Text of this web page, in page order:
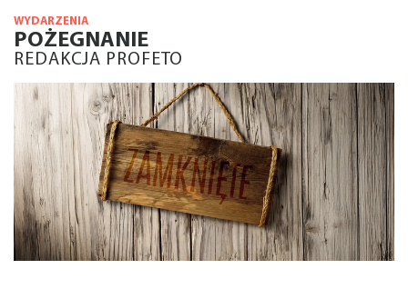
WYDARZENIA
POŻEGNANIE
REDAKCJA PROFETO